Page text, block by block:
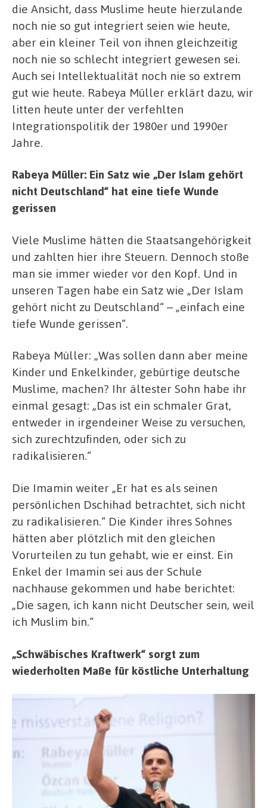
die Ansicht, dass Muslime heute hierzulande
noch nie so gut integriert seien wie heute,
aber ein kleiner Teil von ihnen gleichzeitig
noch nie so schlecht integriert gewesen sei.
Auch sei Intellektualität noch nie so extrem
gut wie heute. Rabeya Müller erklärt dazu, wir
litten heute unter der verfehlten
Integrationspolitik der 1980er und 1990er
Jahre.
Rabeya Müller: Ein Satz wie „Der Islam gehört
nicht Deutschland“ hat eine tiefe Wunde
gerissen
Viele Muslime hätten die Staatsangehörigkeit
und zahlten hier ihre Steuern. Dennoch stoße
man sie immer wieder vor den Kopf. Und in
unseren Tagen habe ein Satz wie „Der Islam
gehört nicht zu Deutschland“ – „einfach eine
tiefe Wunde gerissen“.
Rabeya Müller: „Was sollen dann aber meine
Kinder und Enkelkinder, gebürtige deutsche
Muslime, machen? Ihr ältester Sohn habe ihr
einmal gesagt: „Das ist ein schmaler Grat,
entweder in irgendeiner Weise zu versuchen,
sich zurechtzufinden, oder sich zu
radikalisieren.“
Die Imamin weiter „Er hat es als seinen
persönlichen Dschihad betrachtet, sich nicht
zu radikalisieren.“ Die Kinder ihres Sohnes
hätten aber plötzlich mit den gleichen
Vorurteilen zu tun gehabt, wie er einst. Ein
Enkel der Imamin sei aus der Schule
nachhause gekommen und habe berichtet:
„Die sagen, ich kann nicht Deutscher sein, weil
ich Muslim bin.“
„Schwäbisches Kraftwerk“ sorgt zum
wiederholten Maße für köstliche Unterhaltung